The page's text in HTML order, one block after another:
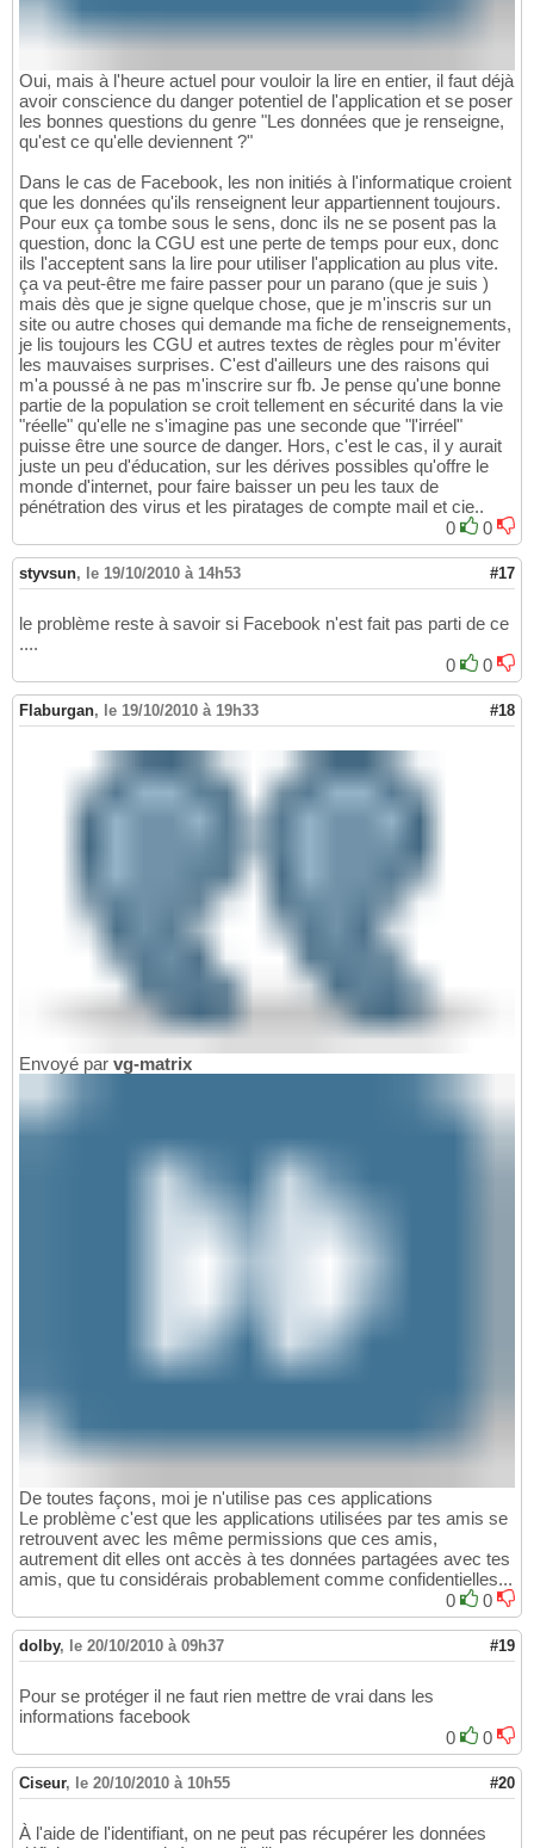
Oui, mais à l'heure actuel pour vouloir la lire en entier, il faut déjà
avoir conscience du danger potentiel de l'application et se poser
les bonnes questions du genre "Les données que je renseigne,
qu'est ce qu'elle deviennent ?"
Dans le cas de Facebook, les non initiés à l'informatique croient
que les données qu'ils renseignent leur appartiennent toujours.
Pour eux ça tombe sous le sens, donc ils ne se posent pas la
question, donc la CGU est une perte de temps pour eux, donc
ils l'acceptent sans la lire pour utiliser l'application au plus vite.
ça va peut-être me faire passer pour un parano (que je suis )
mais dès que je signe quelque chose, que je m'inscris sur un
site ou autre choses qui demande ma fiche de renseignements,
je lis toujours les CGU et autres textes de règles pour m'éviter
les mauvaises surprises. C'est d'ailleurs une des raisons qui
m'a poussé à ne pas m'inscrire sur fb. Je pense qu'une bonne
partie de la population se croit tellement en sécurité dans la vie
"réelle" qu'elle ne s'imagine pas une seconde que "l'irréel"
puisse être une source de danger. Hors, c'est le cas, il y aurait
juste un peu d'éducation, sur les dérives possibles qu'offre le
monde d'internet, pour faire baisser un peu les taux de
pénétration des virus et les piratages de compte mail et cie..
0
0
styvsun, le 19/10/2010 à 14h53 #17
le problème reste à savoir si Facebook n'est fait pas parti de ce
....
0
0
Flaburgan, le 19/10/2010 à 19h33 #18
Envoyé par vg-matrix
De toutes façons, moi je n'utilise pas ces applications
Le problème c'est que les applications utilisées par tes amis se
retrouvent avec les même permissions que ces amis,
autrement dit elles ont accès à tes données partagées avec tes
amis, que tu considérais probablement comme confidentielles...
0
0
dolby, le 20/10/2010 à 09h37 #19
Pour se protéger il ne faut rien mettre de vrai dans les
informations facebook
0
0
Ciseur, le 20/10/2010 à 10h55 #20
À l'aide de l'identifiant, on ne peut pas récupérer les données